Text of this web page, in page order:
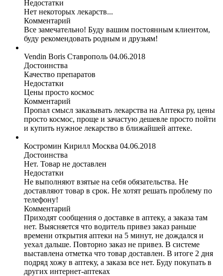
Недостатки
Нет некоторых лекарств...
Комментарий
Все замечательно! Буду вашим постоянным клиентом,
буду рекомендовать родным и друзьям!
Vendin Boris Ставрополь 04.06.2018
Достоинства
Качество препаратов
Недостатки
Цены просто космос
Комментарий
Пропал смысл заказывать лекарства на Аптека ру, цены
просто космос, проще и зачастую дешевле просто пойти
и купить нужное лекарство в ближайшей аптеке.
Костромин Кирилл Москва 04.06.2018
Достоинства
Нет. Товар не доставлен
Недостатки
Не выполняют взятые на себя обязательства. Не
доставляют товар в срок. Не хотят решать проблему по
телефону!
Комментарий
Приходят сообщения о доставке в аптеку, а заказа там
нет. Выясняется что водитель привез заказ раньше
времени открытия аптеки на 5 минут, не дождался и
уехал дальше. Повторно заказ не привез. В системе
выставлена отметка что товар доставлен. В итоге 2 дня
подряд хожу в аптеку, а заказа все нет. Буду покупать в
других интернет-аптеках